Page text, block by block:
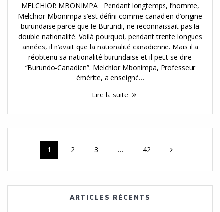
MELCHIOR MBONIMPA Pendant longtemps, l’homme,
Melchior Mbonimpa s’est défini comme canadien d’origine
burundaise parce que le Burundi, ne reconnaissait pas la
double nationalité. Voilà pourquoi, pendant trente longues
années, il n’avait que la nationalité canadienne. Mais il a
réobtenu sa nationalité burundaise et il peut se dire
“Burundo-Canadien”. Melchior Mbonimpa, Professeur
émérite, a enseigné…
Lire la suite
Navigation
Page
1 Page
2 Page
3 … Page
42
ARTICLES RÉCENTS